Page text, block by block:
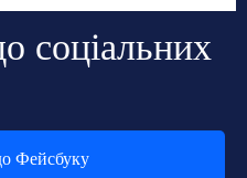
соціальних
Фейсбуку